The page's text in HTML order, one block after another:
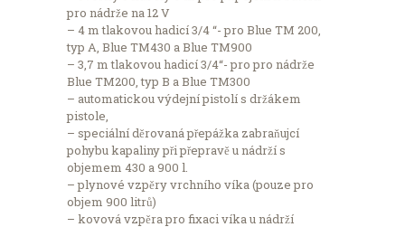
pro nádrže na 12 V
– 4 m tlakovou hadicí 3/4 “- pro Blue TM 200,
typ A, Blue TM430 a Blue TM900
– 3,7 m tlakovou hadicí 3/4“- pro pro nádrže
Blue TM200, typ B a Blue TM300
– automatickou výdejní pistolí s držákem
pistole,
– speciální děrovaná přepážka zabraňujcí
pohybu kapaliny při přepravě u nádrží s
objemem 430 a 900 l.
– plynové vzpěry vrchního víka (pouze pro
objem 900 litrů)
– kovová vzpěra pro fixaci víka u nádrží